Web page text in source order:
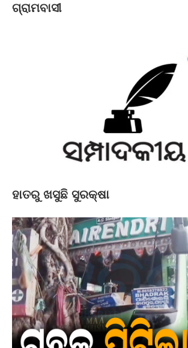
ଗ୍ରାମବାସୀ
ହାତରୁ ଖସୁଛି ସୁରକ୍ଷା